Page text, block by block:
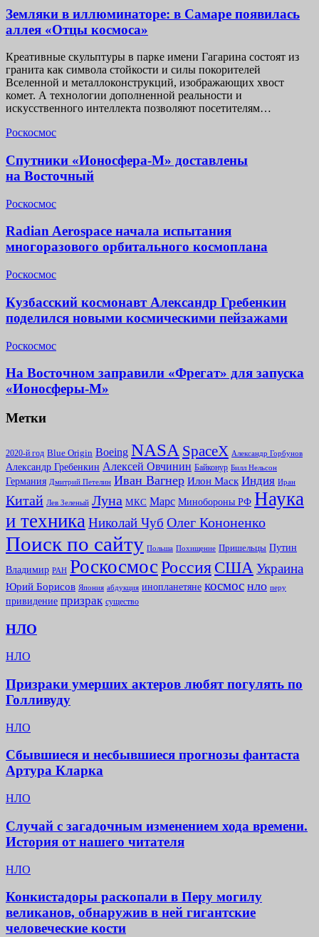
Земляки в иллюминаторе: в Самаре появилась
аллея «Отцы космоса»
Креативные скульптуры в парке имени Гагарина состоят из
гранита как символа стойкости и силы покорителей
Вселенной и металлоконструкций, изображающих хвост
комет. А технологии дополненной реальности и
искусственного интеллекта позволяют посетителям…
Роскосмос
Спутники «Ионосфера-М» доставлены
на Восточный
Роскосмос
Radian Aerospace начала испытания
многоразового орбитального космоплана
Роскосмос
Кузбасский космонавт Александр Гребенкин
поделился новыми космическими пейзажами
Роскосмос
На Восточном заправили «Фрегат» для запуска
«Ионосферы-М»
Метки
2020-й год Blue Origin Boeing NASA SpaceX Александр Горбунов
Александр Гребенкин Алексей Овчинин Байконур Билл Нельсон
Германия Дмитрий Петелин Иван Вагнер Илон Маск Индия Иран
Китай Лев Зеленый Луна МКС Марс Минoбороны РФ Наука
и техника Николай Чуб Олег Кононенко
Поиск по сайту Польша Похищение Пришельцы Путин
Владимир РАН РоскосмосРоссияСША Украина
Юрий Борисов Япония абдукция инопланетяне космос нло перу
привидение призрак существо
НЛО
НЛО
Призраки умерших актеров любят погулять по
Голливуду
НЛО
Сбывшиеся и несбывшиеся прогнозы фантаста
Артура Кларка
НЛО
Случай с загадочным изменением хода времени.
История от нашего читателя
НЛО
Конкистадоры раскопали в Перу могилу
великанов, обнаружив в ней гигантские
человеческие кости